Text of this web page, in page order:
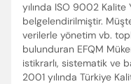
yılında ISO 9002
belgelendirilmiştir.
verilerle yönetim vb.
bulunduran EFQM
istikrarlı, sistematik ve
2001 yılında Türkiye